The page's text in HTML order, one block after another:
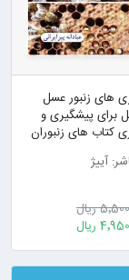
های زنبور عسل
برای پیشگیری و
کتاب های زنبوران
زنبورداری
آییژ
ریال
ریال